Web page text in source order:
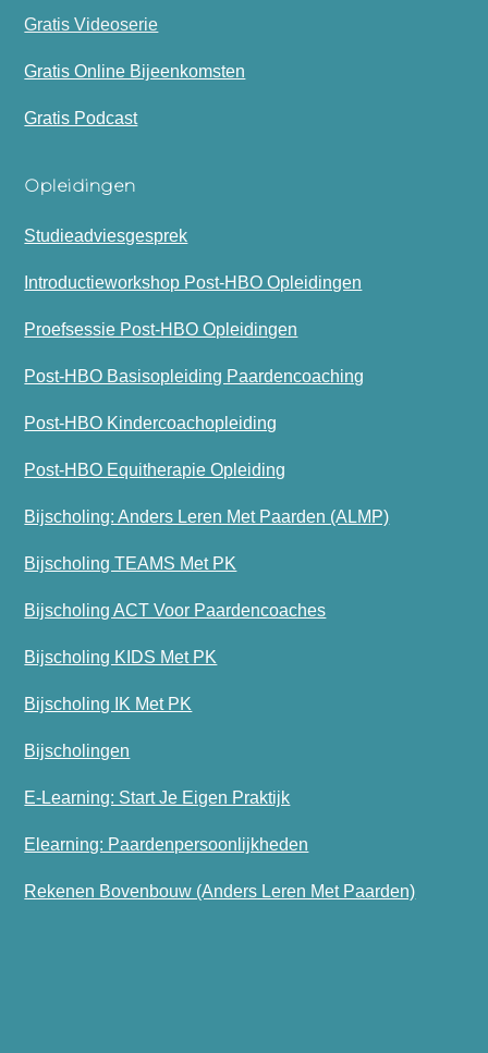
Gratis Videoserie
Gratis Online Bijeenkomsten
Gratis Podcast
Opleidingen
Studieadviesgesprek
Introductieworkshop Post-HBO Opleidingen
Proefsessie Post-HBO Opleidingen
Post-HBO Basisopleiding Paardencoaching
Post-HBO Kindercoachopleiding
Post-HBO Equitherapie Opleiding
Bijscholing: Anders Leren Met Paarden (ALMP)
Bijscholing TEAMS Met PK
Bijscholing ACT Voor Paardencoaches
Bijscholing KIDS Met PK
Bijscholing IK Met PK
Bijscholingen
E-Learning: Start Je Eigen Praktijk
Elearning: Paardenpersoonlijkheden
Rekenen Bovenbouw (Anders Leren Met Paarden)